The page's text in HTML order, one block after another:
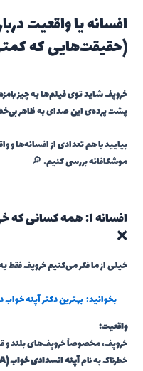
افسانه یا واقعیت
(حقیقت‌هایی که
خروپف شاید توی فیلم‌ها یه چیز
پشت پرده‌ی این صدای به ظاهر
بیایید با هم تعدادی از افسانه‌ها و
موشکافانه بررسی کنیم. 🔎
افسانه ۱: همه
❌
خیلی از ما فکر می‌کنیم خروپف
بخوانید:بهترین دکتر آپنه خواب
واقعیت:
خروپف، مخصوصاً خروپف‌های بلند و
خطرناک به نامآپنه انسدادی خواب (OSA)